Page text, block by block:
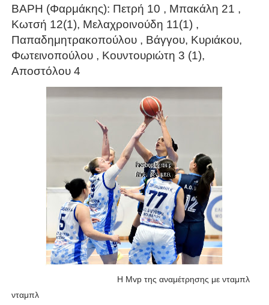
ΒΑΡΗ (Φαρμάκης): Πετρή 10 , Μπακάλη 21 ,
Κωτσή 12(1), Μελαχροινούδη 11(1) ,
Παπαδημητρακοπούλου , Βάγγου, Κυριάκου,
Φωτεινοπούλου , Κουντουριώτη 3 (1),
Αποστόλου 4
Η Mvp της αναμέτρησης με νταμπλ
νταμπλ